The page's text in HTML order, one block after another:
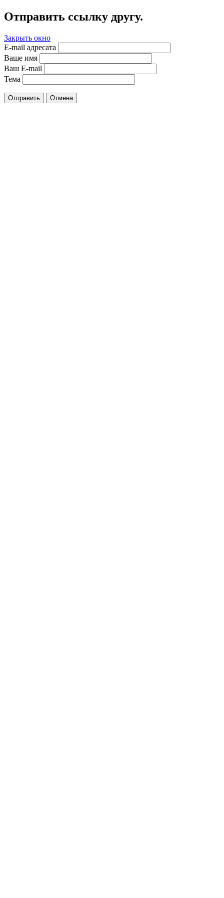
Отправить ссылку другу.
Закрыть окно
E-mail адресата
Ваше имя
Ваш E-mail
Тема
Отправить Отмена